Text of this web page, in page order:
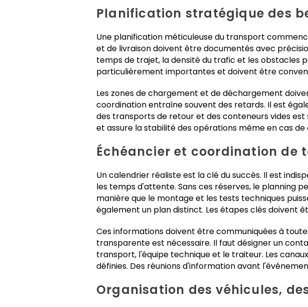
Planification stratégique des
Une planification méticuleuse du transport
et de livraison doivent être documentés avec
temps de trajet, la densité du trafic et les obstacles
particulièrement importantes et doivent être
Les zones de chargement et de déchargement
coordination entraîne souvent des retards. Il est
des transports de retour et des conteneurs vides
et assure la stabilité des opérations même en cas
Échéancier et coordination de
Un calendrier réaliste est la clé du succès. Il est
les temps d'attente. Sans ces réserves, le planning
manière que le montage et les tests techniques
également un plan distinct. Les étapes clés doivent
Ces informations doivent être communiquées à
transparente est nécessaire. Il faut désigner un
transport, l'équipe technique et le traiteur. Les
définies. Des réunions d'information avant
Organisation des véhicules,